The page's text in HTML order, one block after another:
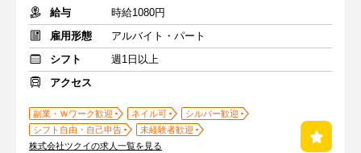
給与
時給1080円
雇用形態
アルバイト・パート
シフト
週1日以上
アクセス
副業・Ｗワーク歓迎 ネイル可
シルバー歓迎
シフト自由・自己申告
未経験者歓迎
株式会社ツクイの求人一覧を見る